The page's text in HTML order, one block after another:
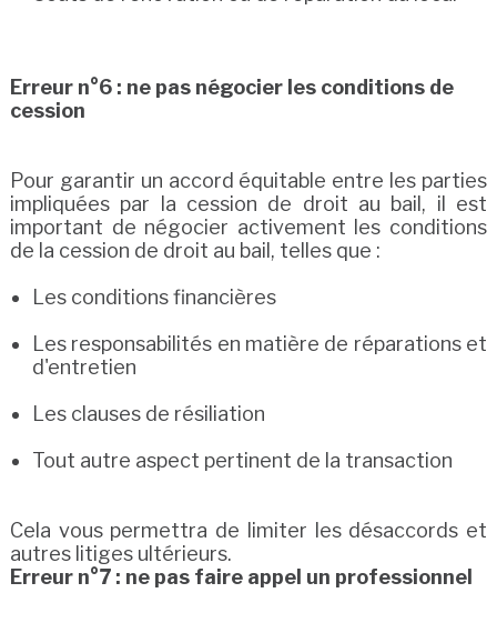
Erreur n°6 : ne pas négocier les conditions de
cession
Pour garantir un accord équitable entre les parties
impliquées par la cession de droit au bail, il est
important de négocier activement les conditions
de la cession de droit au bail, telles que :
Les conditions financières
Les responsabilités en matière de réparations et
d'entretien
Les clauses de résiliation
Tout autre aspect pertinent de la transaction
Cela vous permettra de limiter les désaccords et
autres litiges ultérieurs.
Erreur n°7 : ne pas faire appel un professionnel